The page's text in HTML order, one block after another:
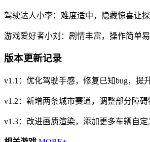
驾驶达人小李：难度适中，隐藏惊喜让探
游戏爱好者小刘：剧情丰富，操作简单
版本更新记录
v1.1：优化驾驶手感，修复已知bug，提
v1.2：新增两条城市赛道，调整部分障碍
v1.3：改进画质渲染，添加更多车辆自定